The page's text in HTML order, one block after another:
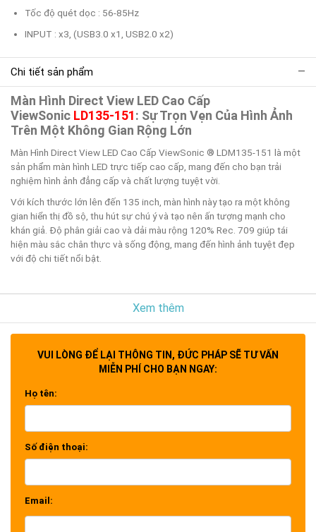
Tốc độ quét dọc : 56-85Hz
INPUT : x3, (USB3.0 x1, USB2.0 x2)
Chi tiết sản phẩm
Màn Hình Direct View LED Cao Cấp
ViewSonic LD135-151: Sự Trọn Vẹn Của Hình Ảnh
Trên Một Không Gian Rộng Lớn
Màn Hình Direct View LED Cao Cấp ViewSonic ® LDM135-151 là một
sản phẩm màn hình LED trực tiếp cao cấp, mang đến cho bạn trải
nghiệm hình ảnh đẳng cấp và chất lượng tuyệt vời.
Với kích thước lớn lên đến 135 inch, màn hình này tạo ra một không
gian hiển thị đồ sộ, thu hút sự chú ý và tạo nên ấn tượng mạnh cho
khán giả. Độ phân giải cao và dải màu rộng 120% Rec. 709 giúp tái
hiện màu sắc chân thực và sống động, mang đến hình ảnh tuyệt đẹp
với độ chi tiết nổi bật.
và tinh tế, với khung viền siêu mỏng và không viền rộng chỉ 35 mm.
mang lại sự tập trung tối đa cho người xem.
Ngoài ra, màn hình còn được thiết kế với tính năng dễ dàng lắp đặt,
hình hoạt động ổn định và có tuổi thọ lâu dài, phù hợp cho các môi
trường thương mại và doanh nghiệp.
Với Màn Hình Direct View LED Cao Cấp ViewSonic LDM135-151, bạn
sẽ được trải nghiệm hình ảnh đẳng cấp và chất lượng cao trên một
Xem thêm
VUI LÒNG ĐỂ LẠI THÔNG TIN, ĐỨC PHÁP SẼ TƯ VẤN
MIỄN PHÍ CHO BẠN NGAY:
Họ tên:
Số điện thoại:
Email: